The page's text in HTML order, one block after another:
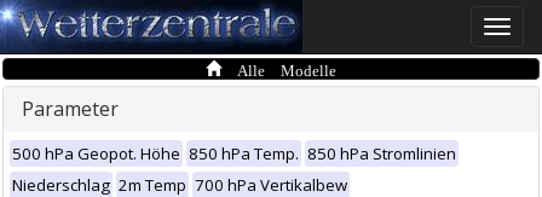
Toggle
Alle Modelle
Parameter
500 hPa Geopot. Höhe 850 hPa Temp. 850 hPa Stromlinien
Niederschlag 2m Temp 700 hPa Vertikalbew